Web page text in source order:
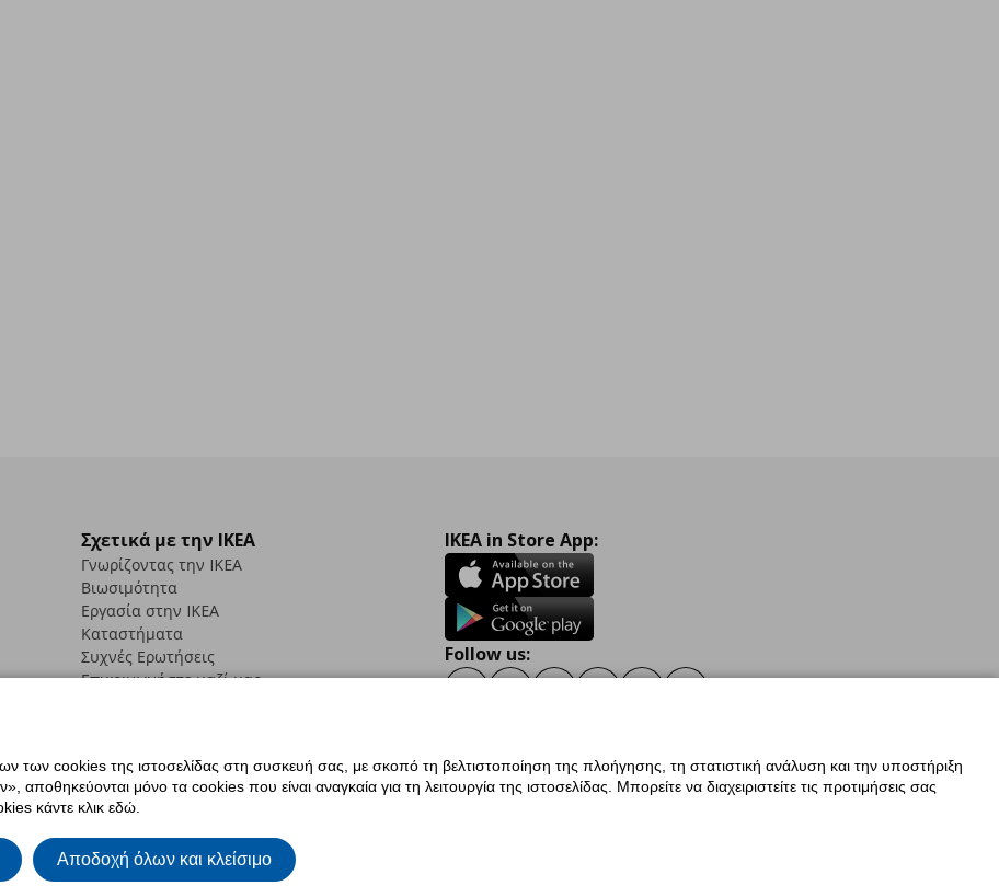
Σχετικά με την IKEA
Γνωρίζοντας την IKEA
Βιωσιμότητα
Εργασία στην IKEA
Καταστήματα
Συχνές Ερωτήσεις
Επικοινωνήστε μαζί μας
IKEA in Store App:
Follow us:
προσβασιμότητας
Γενική Πολιτική Προσωπικών Δεδομένων
των cookies της ιστοσελίδας στη συσκευή σας, με σκοπό τη βελτιστοποίηση της πλοήγησης, τη στατιστική ανάλυση και την υποστήριξη
μόνο τα cookies που είναι αναγκαία για τη λειτουργία της ιστοσελίδας. Μπορείτε να διαχειριστείτε τις προτιμήσεις σας
κάντε κλικ εδώ.
Αποδοχή όλων και κλείσιμο